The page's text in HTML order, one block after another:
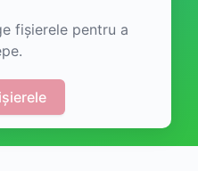
fișierele pentru a